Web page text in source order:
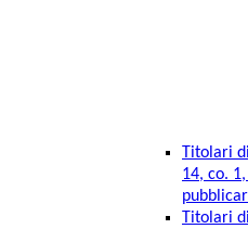
Titolari
14, co.
Titolari